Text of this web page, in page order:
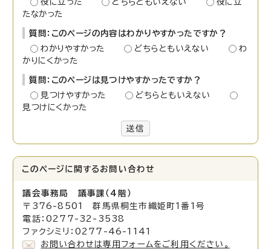
役に立った
どちらともいえない
役に立
たなかった
質問：このページの内容はわかりやすかったですか？
わかりやすかった
どちらともいえない
わ
かりにくかった
質問：このページは見つけやすかったですか？
見つけやすかった
どちらともいえない
見つけにくかった
送信
このページに関する お問い合わせ
議会事務局 議事課（4階）
〒376-8501 群馬県桐生市織姫町1番1号
電話：0277-32-3538
ファクシミリ：0277-46-1141
お問い合わせは専用フォームをご利用ください。